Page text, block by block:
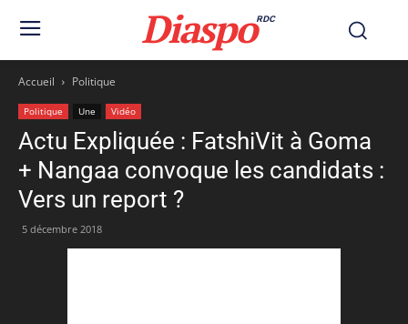
DiaspoRDC
Accueil Politique
Politique Une Vidéo
Actu Expliquée : FatshiVit à Goma
+ Nangaa convoque les candidats :
Vers un report ?
5 décembre 2018